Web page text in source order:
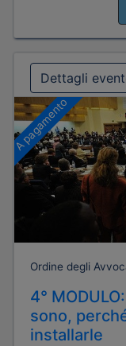
Dettagli
A pagamento
Ordine degli
4°
sono,
installarle